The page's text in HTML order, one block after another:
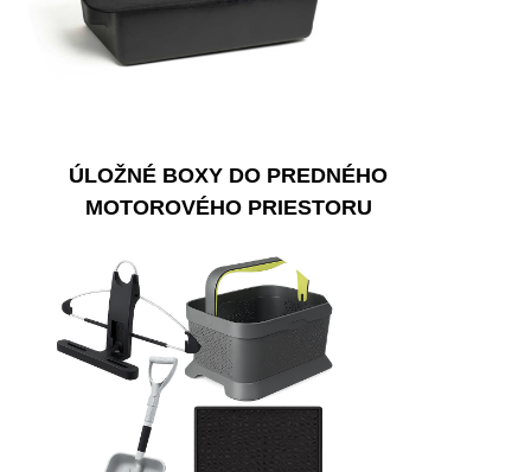
ÚLOŽNÉ BOXY DO PREDNÉHO
MOTOROVÉHO PRIESTORU